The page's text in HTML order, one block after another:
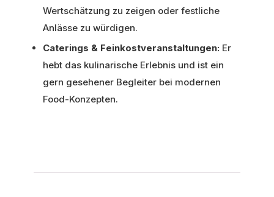
Wertschätzung zu zeigen oder festliche
Anlässe zu würdigen.
Caterings & Feinkostveranstaltungen: Er
hebt das kulinarische Erlebnis und ist ein
gern gesehener Begleiter bei modernen
Food-Konzepten.